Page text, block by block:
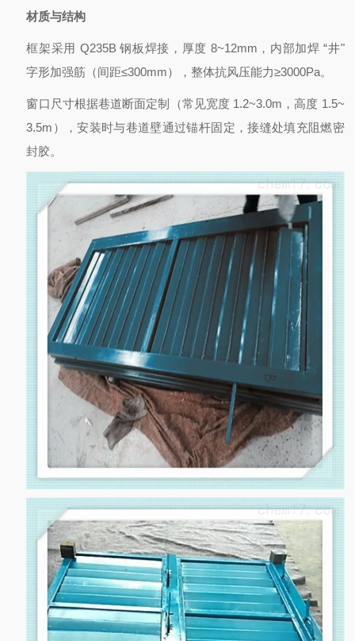
材质与结构
框架采用 Q235B 钢板焊接，厚度 8~12mm，内部加焊 “井"
字形加强筋（间距≤300mm），整体抗风压能力≥3000Pa。
窗口尺寸根据巷道断面定制（常见宽度 1.2~3.0m，高度 1.5~
3.5m），安装时与巷道壁通过锚杆固定，接缝处填充阻燃密
封胶。